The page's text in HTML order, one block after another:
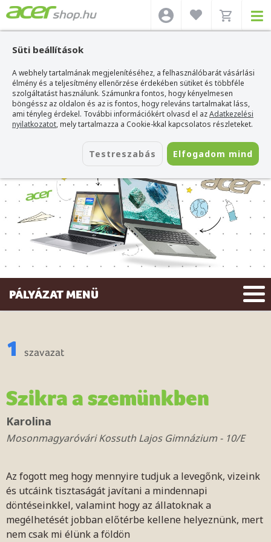
Süti beállítások
A webhely tartalmának megjelenítéséhez, a felhasználóbarát vásárlási
élmény és a teljesítmény ellenőrzése érdekében sütiket és többféle
szolgáltatást használunk. Számunkra fontos, hogy kényelmesen
böngéssz az oldalon és az is fontos, hogy releváns tartalmakat láss,
ami tényleg érdekel. További információkért olvasd el azAdatkezelési
nyilatkozatot, mely tartalmazza a Cookie-kkal kapcsolatos részleteket.
Testreszabás Elfogadom mind
PÁLYÁZAT MENÜ
1 szavazat
Szikra a szemünkben
Karolina
Mosonmagyaróvári Kossuth Lajos Gimnázium - 10/E
Az fogott meg hogy mennyire tudjuk a levegőnk, vizeink
és utcáink tisztaságát javítani a mindennapi
döntéseinkkel, valamint hogy az állatoknak a
megélhetését jobban előtérbe kellene helyeznünk, mert
nem csak mi élünk a földön